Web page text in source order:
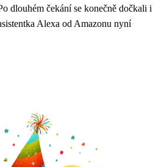
dlouhém čekání se konečně dočkali i
Alexa od Amazonu nyní